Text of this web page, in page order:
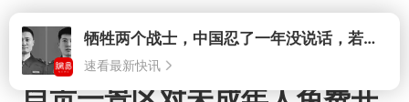
打开牺牲两个战士，中国忍了一年没说话，若菲律宾死了人，他会开战吗
速看最新快讯